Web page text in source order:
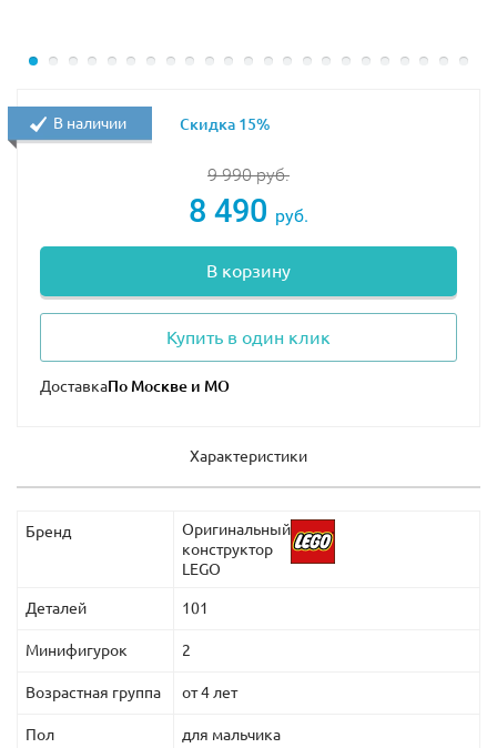
9 990руб.
8 490 руб.
В корзину
Купить в один клик
Доставка
В наличии Скидка 15%
Характеристики
Бренд
Оригинальный
конструктор
LEGO
Деталей 101
Минифигурок 2
Возрастная группа от 4 лет
Пол для мальчика